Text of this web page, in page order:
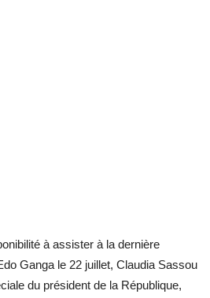
à assister à la dernière
Ganga le 22 juillet, Claudia Sassou
du président de la République,